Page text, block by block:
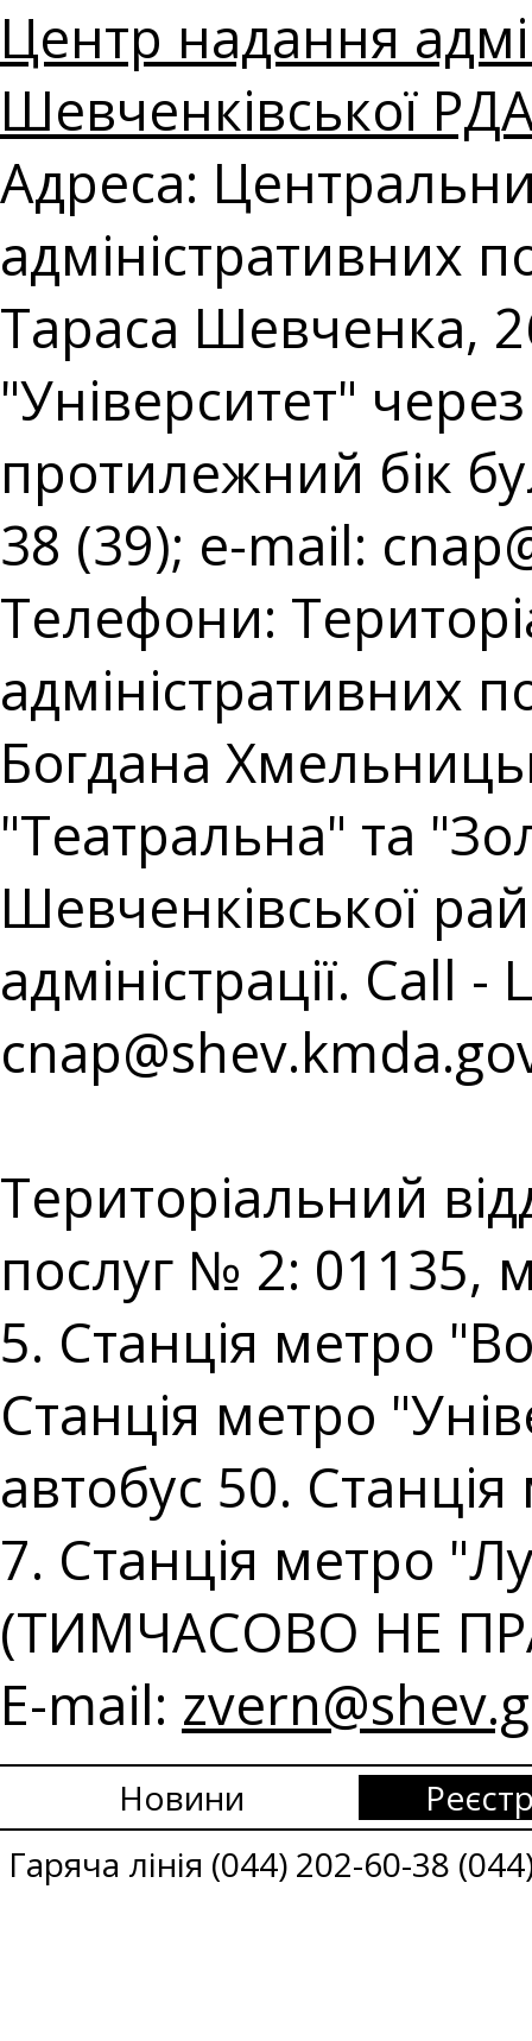
Центр надання
Шевченківської
Адреса:
адміністративних
Тараса Шевченка,
"Університет"
протилежний бік
38 (39); e-mail:
Телефони:
адміністративних
Богдана
"Театральна" та
Шевченківської
адміністрації. Call
Територіальний
послуг № 2: 01135,
5. Станція метро
Станція метро
автобус 50.
7. Станція метро
(ТИМЧАСОВО НЕ
E-mail:
Новини
Гаряча лінія (044) 202-60-38